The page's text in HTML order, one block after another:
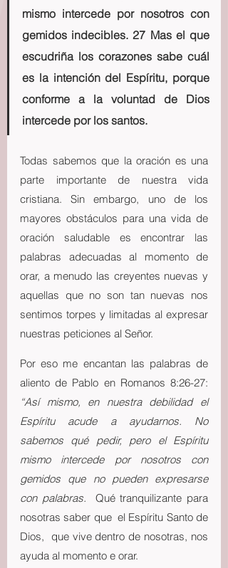
mismo intercede por nosotros con
gemidos indecibles. 27 Mas el que
escudriña los corazones sabe cuál
es la intención del Espíritu, porque
conforme a la voluntad de Dios
intercede por los santos.
Todas sabemos que la oración es una
parte importante de nuestra vida
cristiana. Sin embargo, uno de los
mayores obstáculos para una vida de
oración saludable es encontrar las
palabras adecuadas al momento de
orar, a menudo las creyentes nuevas y
aquellas que no son tan nuevas nos
sentimos torpes y limitadas al expresar
nuestras peticiones al Señor.
Por eso me encantan las palabras de
“Así mismo, en nuestra debilidad el
Espíritu acude a ayudarnos. No
sabemos qué pedir, pero el Espíritu
mismo intercede por nosotros con
gemidos que no pueden expresarse
con palabras. Qué tranquilizante para
nosotras saber que  el Espíritu Santo de
Dios,  que vive dentro de nosotras, nos
ayuda al momento e orar.